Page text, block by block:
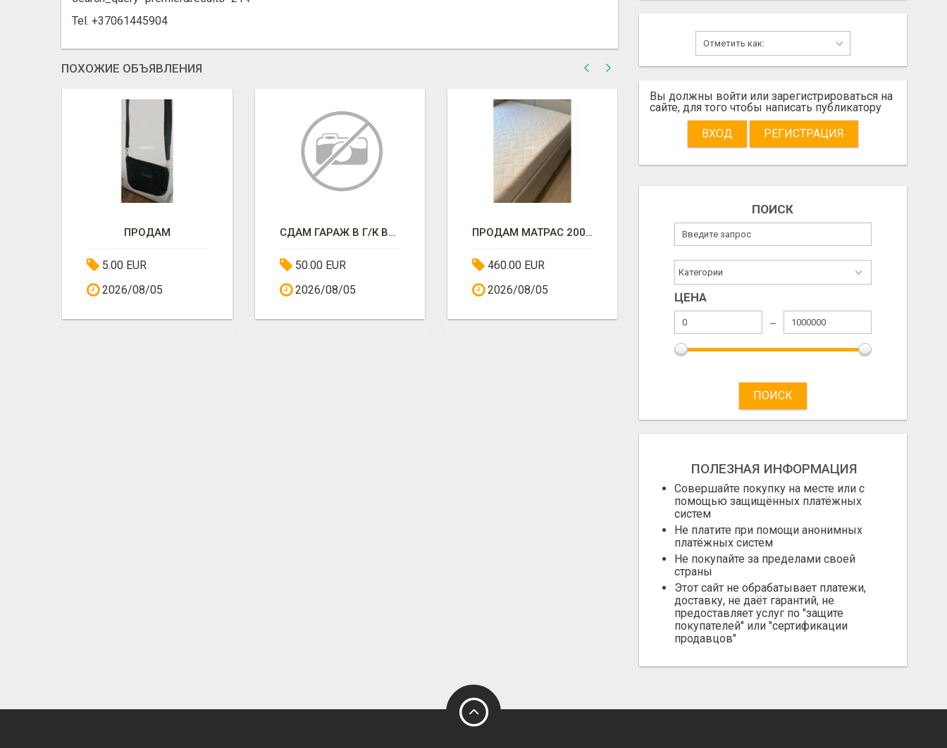
Tel. +37061445904
ПОХОЖИЕ ОБЪЯВЛЕНИЯ
ПРОДАМ
5.00 EUR
2026/08/05
СДАМ ГАРАЖ В Г/К ВИРАЖ
50.00 EUR
2026/08/05
ПРОДАМ МАТРАС 200*200*Я29
460.00 EUR
2026/08/05
ПРОДАМ
Не указана
2026/08/05
5.00 EUR
Вы должны войти или зарегистрироваться на
сайте, для того чтобы написать публикатору
ВХОД
РЕГИСТРАЦИЯ
ПОИСК
ЦЕНА
ПОИСК
ПОЛЕЗНАЯ ИНФОРМАЦИЯ
Совершайте покупку на месте или с
помощью защищённых платёжных
систем
Не платите при помощи анонимных
платёжных систем
Не покупайте за пределами своей
страны
Этот сайт не обрабатывает платежи,
доставку, не даёт гарантий, не
предоставляет услуг по "защите
покупателей" или "сертификации
продавцов"